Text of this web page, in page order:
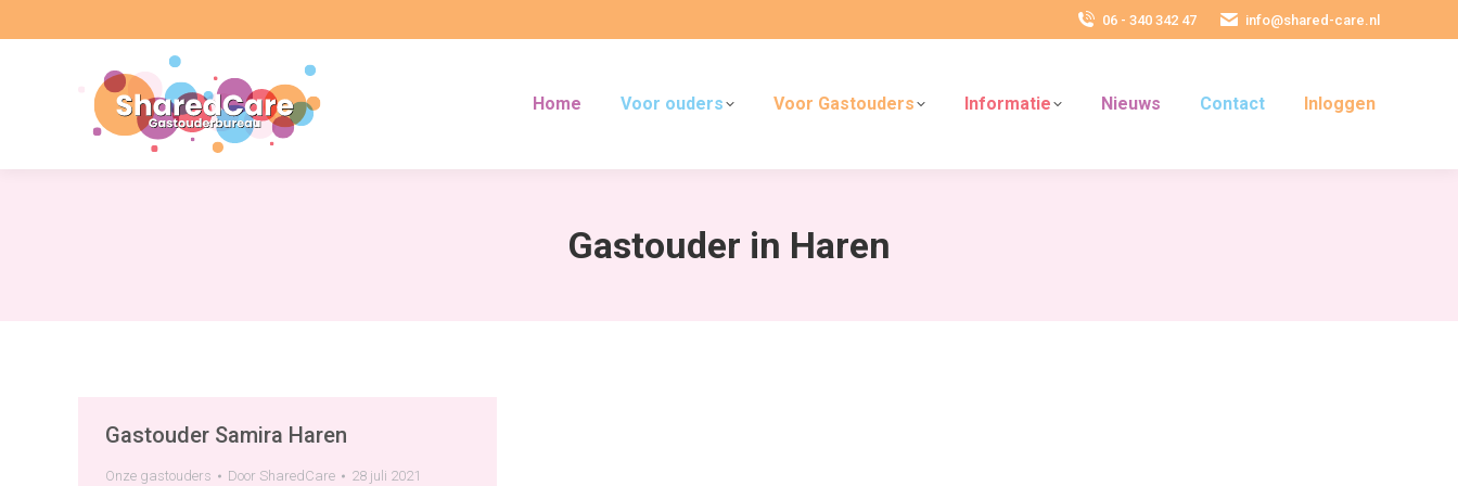
06 - 340 342 47 info@shared-care.nl
Home Voor ouders Voor Gastouders Informatie Nieuws Contact Inloggen
Gastouder in Haren
Gastouder Samira Haren
Onze gastouders Door SharedCare 28 juli 2021